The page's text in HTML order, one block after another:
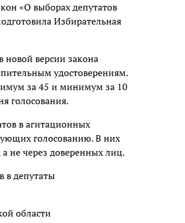
«О выборах депутатов
Избирательная
версии закона
удостоверениям.
за 45 и минимум за 10
голосования.
в агитационных
голосованию. В них
а не через доверенных лиц.
в депутаты
области